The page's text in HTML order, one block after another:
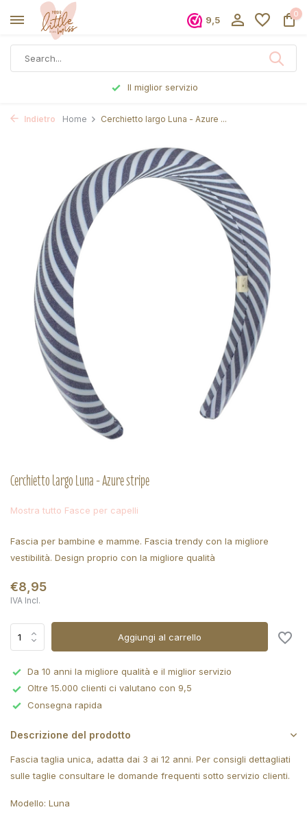
9,5
0
Il miglior servizio
Indietro Home Cerchietto largo Luna - Azure ...
Cerchietto largo Luna - Azure stripe
Mostra tutto Fasce per capelli
Fascia per bambine e mamme. Fascia trendy con la migliore
vestibilità. Design proprio con la migliore qualità
€8,95
IVA Incl.
Aggiungi al carrello
Da 10 anni la migliore qualità e il miglior servizio
Oltre 15.000 clienti ci valutano con 9,5
Consegna rapida
Descrizione del prodotto
Fascia taglia unica, adatta dai 3 ai 12 anni. Per consigli dettagliati
sulle taglie consultare le domande frequenti sotto servizio clienti.
Modello: Luna